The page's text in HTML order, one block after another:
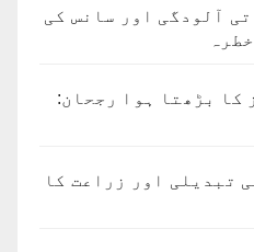
آلودگی اور سانس کی
کا بڑھتا ہوا رجحان:
تبدیلی اور زراعت کا